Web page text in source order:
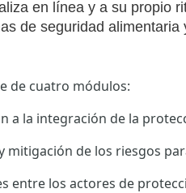
en línea y a su propio
de seguridad alimentaria
de cuatro módulos:
a la integración de la
mitigación de los riesgos
entre los actores de